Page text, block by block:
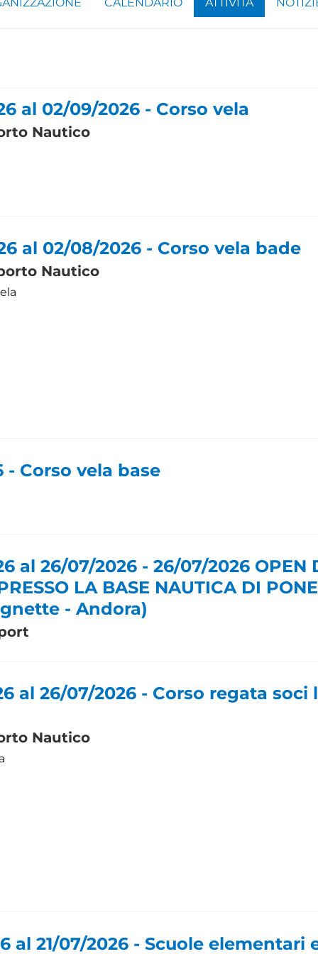
al 02/09/2026 - Corso vela
Nautico
al 02/08/2026 - Corso vela bade
Nautico
- Corso vela base
al 26/07/2026 - 26/07/2026 OPEN
LA BASE NAUTICA DI
- Andora)
al 26/07/2026 - Corso regata soci
Nautico
al 21/07/2026 - Scuole elementari